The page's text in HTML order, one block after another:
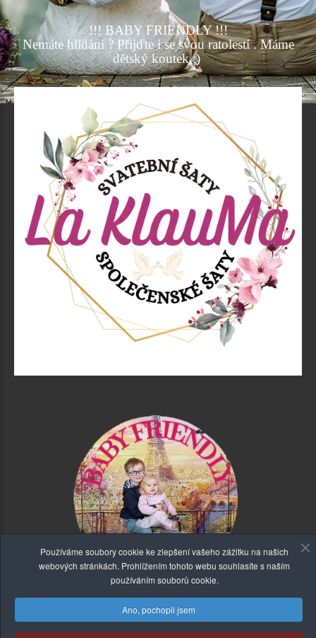
!!! BABY FRIENDLY !!!
Nemáte hlídání ? Přijďte i se svou ratolestí . Máme
dětský koutek :)
Používáme soubory cookie ke zlepšení vašeho zážitku na našich
webových stránkách. Prohlížením tohoto webu souhlasíte s naším
používáním souborů cookie.
Ano, pochopil jsem